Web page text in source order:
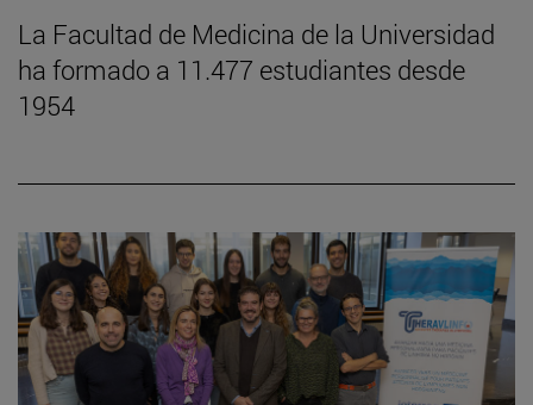
La Facultad de Medicina de la Universidad
ha formado a 11.477 estudiantes desde
1954